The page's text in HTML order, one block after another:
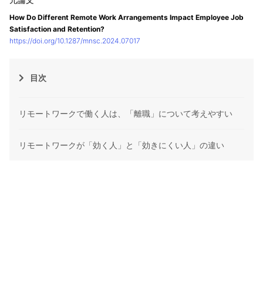
How Do Different Remote Work Arrangements Impact Employee Job
Satisfaction and Retention?
https://doi.org/10.1287/mnsc.2024.07017
目次
リモートワークで働く人は、「離職」について考えやすい
リモートワークが「効く人」と「効きにくい人」の違い